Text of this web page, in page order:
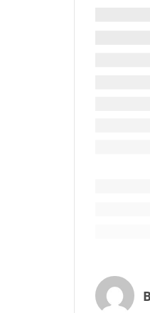
sont
Quels
Pour